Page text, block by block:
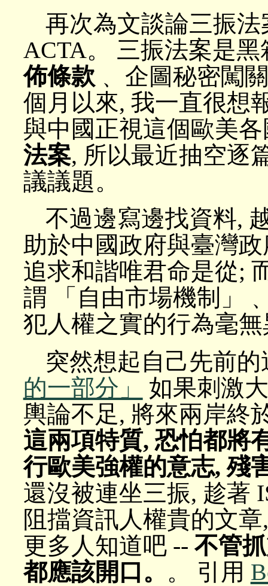
再次為文談論三振
ACTA。 三振法案是
佈條款 ﹑ 企圖秘密闖
個月以來, 我一直很想
與中國正視這個歐美
法案, 所以最近抽空逐
議議題。
不過邊寫邊找資料,
助於中國政府與臺灣
追求和諧唯君命是從;
謂 「自由市場機制」
犯人權之實的行為毫
突然想起自己先前
的一部分」
如果刺激
輿論不足, 將來兩岸終
這兩項特質, 恐怕都將
行歐美強權的意志, 殘
還沒被連坐三振, 趁著
阻擋資訊人權貴的文
更多人知道吧 -- 不管
都應該開口。 。 引用